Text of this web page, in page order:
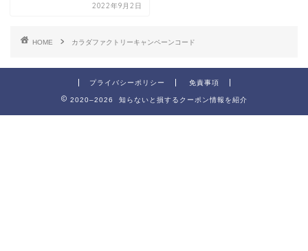
2022年9月2日
HOME カラダファクトリーキャンペーンコード
プライバシーポリシー 免責事項
2020–2026 知らないと損するクーポン情報を紹介